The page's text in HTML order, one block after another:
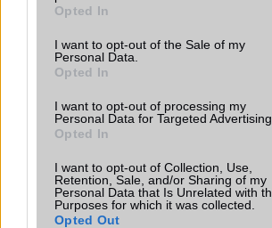
use your data for below specified purposes
consent section.
Opted In
I want to opt-out of the Sale of my
Personal Data.
Opted In
I want to opt-out of processing my
Personal Data for Targeted Advertising.
Opted In
I want to opt-out of Collection, Use,
Retention, Sale, and/or Sharing of my
Personal Data that Is Unrelated with
Purposes for which it was collected.
Opted Out
MWC: Ez a MeeGo utójda - videón a Jolla
Eldar Murtazin: majdnem tökéletes lesz
Catwalk
Samsung Galaxy S4 Zoom: 16
Megjelent a fotómobil Samsung Galaxy
További hírek